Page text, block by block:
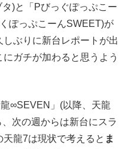
)と「Pびっぐぽっぷこー
ぽっぷこーんSWEET)が
ぶりに新台レポートが出
ガチが加わると思うよう
∞SEVEN」(以降、天龍
次の週からは新台にスラ
龍7は現状で考えると ま